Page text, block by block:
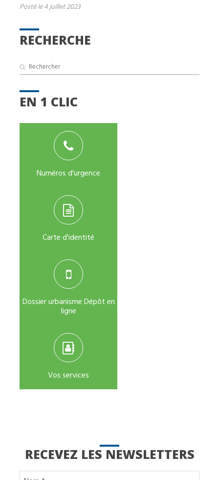
RECHERCHE
EN 1 CLIC
Numéros d'urgence
Carte d'identité
Dossier urbanisme Dépôt en
ligne
Vos services
Posté le 4 juillet 2023
RECEVEZ LES NEWSLETTERS